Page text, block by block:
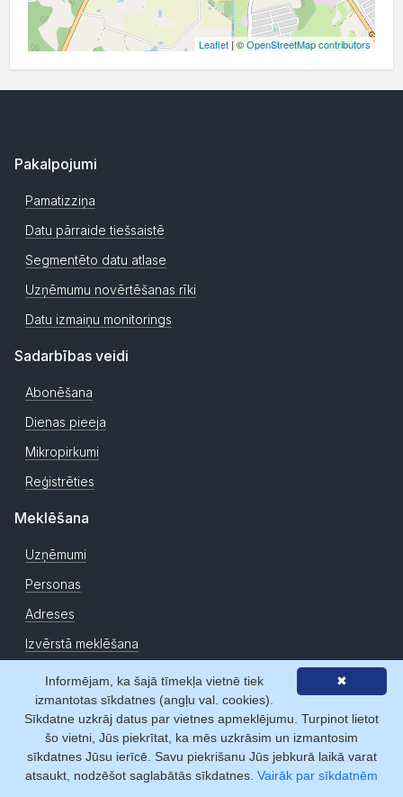
Leaflet | ©OpenStreetMap contributors
Pakalpojumi
Pamatizziņa
Datu pārraide tiešsaistē
Segmentēto datu atlase
Uzņēmumu novērtēšanas rīki
Datu izmaiņu monitorings
Sadarbības veidi
Abonēšana
Dienas pieeja
Mikropirkumi
Reģistrēties
Meklēšana
Uzņēmumi
Personas
Adreses
Izvērstā meklēšana
TOP firmas
Dažādi
Zemesgrāmata
CSDD
✖
Informējam, ka šajā tīmekļa vietnē tiek
izmantotas sīkdatnes (angļu val. cookies).
Sīkdatne uzkrāj datus par vietnes apmeklējumu. Turpinot lietot
šo vietni, Jūs piekrītat, ka mēs uzkrāsim un izmantosim
sīkdatnes Jūsu ierīcē. Savu piekrišanu Jūs jebkurā laikā varat
atsaukt, nodzēšot saglabātās sīkdatnes. Vairāk par sīkdatnēm